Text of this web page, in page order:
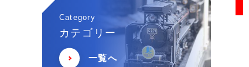
Category
カテゴリー
一覧へ